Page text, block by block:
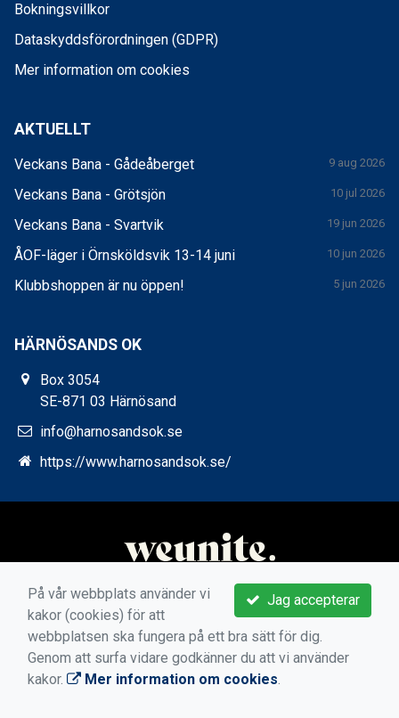
Bokningsvillkor
Dataskyddsförordningen (GDPR)
Mer information om cookies
AKTUELLT
Veckans Bana - Gådeåberget 9 aug 2026
Veckans Bana - Grötsjön 10 jul 2026
Veckans Bana - Svartvik 19 jun 2026
ÅOF-läger i Örnsköldsvik 13-14 juni 10 jun 2026
Klubbshoppen är nu öppen! 5 jun 2026
HÄRNÖSANDS OK
Box 3054
SE-871 03 Härnösand
info@harnosandsok.se
https://www.harnosandsok.se/
Jag accepterar
På vår webbplats använder vi
kakor (cookies) för att
webbplatsen ska fungera på ett bra sätt för dig.
Genom att surfa vidare godkänner du att vi använder
kakor.
Mer information om cookies.